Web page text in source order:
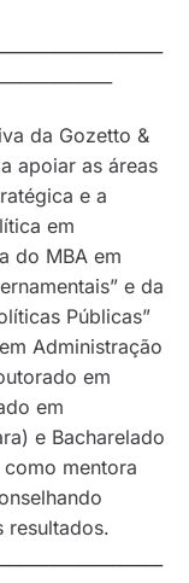
da Gozetto &
apoiar as áreas
e a
em
do MBA em
e da
Públicas”
Administração
em
em
e Bacharelado
mentora
resultados.